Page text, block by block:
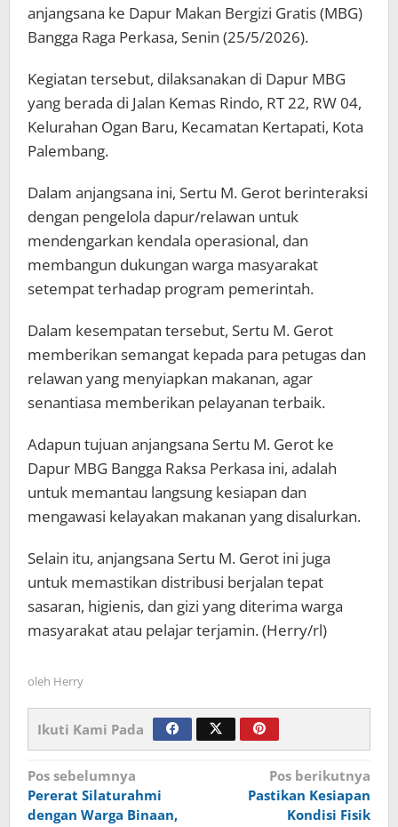
anjangsana ke Dapur Makan Bergizi Gratis (MBG)
Bangga Raga Perkasa, Senin (25/5/2026).
Kegiatan tersebut, dilaksanakan di Dapur MBG
yang berada di Jalan Kemas Rindo, RT 22, RW 04,
Kelurahan Ogan Baru, Kecamatan Kertapati, Kota
Palembang.
Dalam anjangsana ini, Sertu M. Gerot berinteraksi
dengan pengelola dapur/relawan untuk
mendengarkan kendala operasional, dan
membangun dukungan warga masyarakat
setempat terhadap program pemerintah.
Dalam kesempatan tersebut, Sertu M. Gerot
memberikan semangat kepada para petugas dan
relawan yang menyiapkan makanan, agar
senantiasa memberikan pelayanan terbaik.
Adapun tujuan anjangsana Sertu M. Gerot ke
Dapur MBG Bangga Raksa Perkasa ini, adalah
untuk memantau langsung kesiapan dan
mengawasi kelayakan makanan yang disalurkan.
Selain itu, anjangsana Sertu M. Gerot ini juga
untuk memastikan distribusi berjalan tepat
sasaran, higienis, dan gizi yang diterima warga
masyarakat atau pelajar terjamin. (Herry/rl)
oleh Herry
Ikuti Kami Pada
Navigasi
pos
Pos sebelumnya
Pererat Silaturahmi
dengan Warga Binaan,
Pos berikutnya
Pastikan Kesiapan
Kondisi Fisik